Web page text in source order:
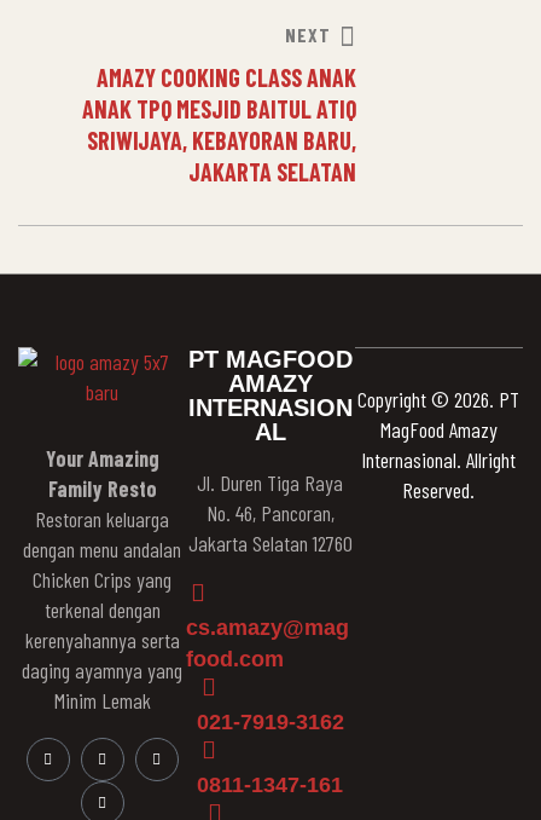
NEXT
AMAZY COOKING CLASS ANAK
ANAK TPQ MESJID BAITUL ATIQ
SRIWIJAYA, KEBAYORAN BARU,
JAKARTA SELATAN
PT MAGFOOD
AMAZY
INTERNASION
AL
Jl. Duren Tiga Raya
No. 46, Pancoran,
Jakarta Selatan 12760
cs.amazy@mag
food.com
021-7919-3162
0811-1347-161
Your Amazing
Family Resto
Restoran keluarga
dengan menu andalan
Chicken Crips yang
terkenal dengan
kerenyahannya serta
daging ayamnya yang
Minim Lemak
Copyright © 2026. PT
MagFood Amazy
Internasional. Allright
Reserved.